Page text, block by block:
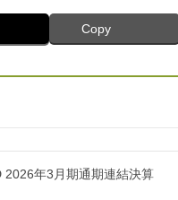
Copy
2026年3月期通期連結決算